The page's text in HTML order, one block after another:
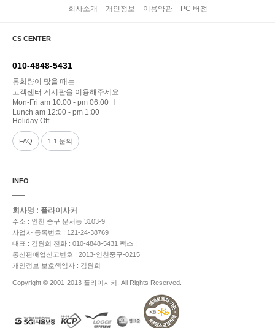
회사소개 개인정보 이용약관 PC 버전
CS CENTER
010-4848-5431
통화량이 많을 때는
고객센터 게시판을 이용해주세요
Mon-Fri am 10:00 - pm 06:00 ㅣ
Lunch am 12:00 - pm 1:00
Holiday Off
FAQ 1:1 문의
INFO
회사명 : 플라이사커
주소 : 인천 중구 운서동 3103-9
사업자 등록번호 : 121-24-38769
대표 : 김원희 전화 : 010-4848-5431 팩스 :
통신판매업신고번호 : 2013-인천중구-0215
개인정보 보호책임자 : 김원희
Copyright © 2001-2013 플라이사커. All Rights Reserved.